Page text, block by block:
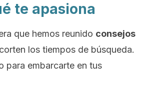
te apasiona
que hemos reunido consejos
los tiempos de búsqueda.
para embarcarte en tus